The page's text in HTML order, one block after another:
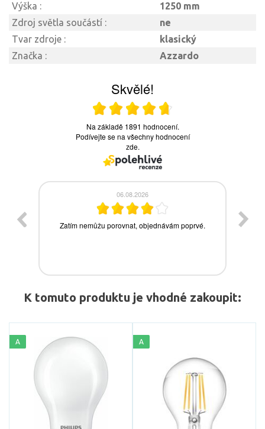
Výška :
1250 mm
Zdroj světla součástí :
ne
Tvar zdroje :
klasický
Značka :
Azzardo
K tomuto produktu je vhodné zakoupit:
A A